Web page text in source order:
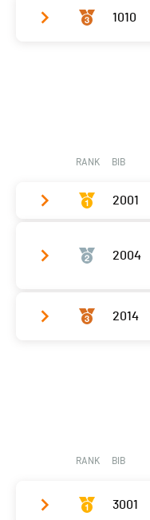
Meilleur tour 1010
RANK BIB
2001
Meilleur tour
2004
Meilleur tour 2014
RANK BIB
3001